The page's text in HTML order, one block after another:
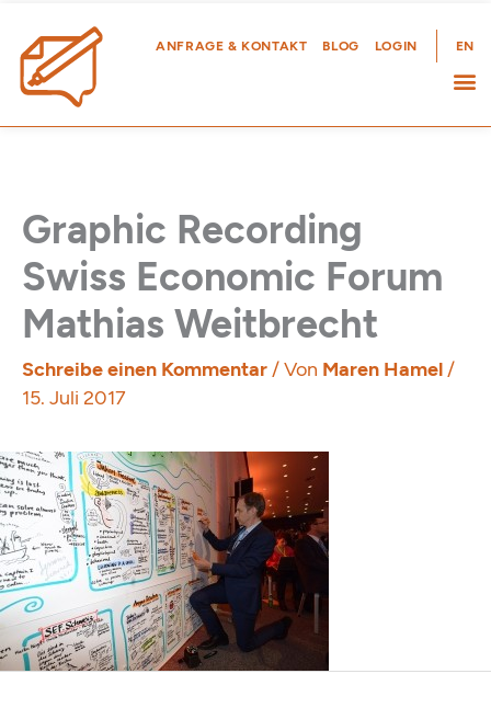
Inhalt
springen
ANFRAGE & KONTAKT BLOG LOGIN EN
Graphic Recording
Swiss Economic Forum
Mathias Weitbrecht
Schreibe einen Kommentar/ Von Maren Hamel/
15. Juli 2017